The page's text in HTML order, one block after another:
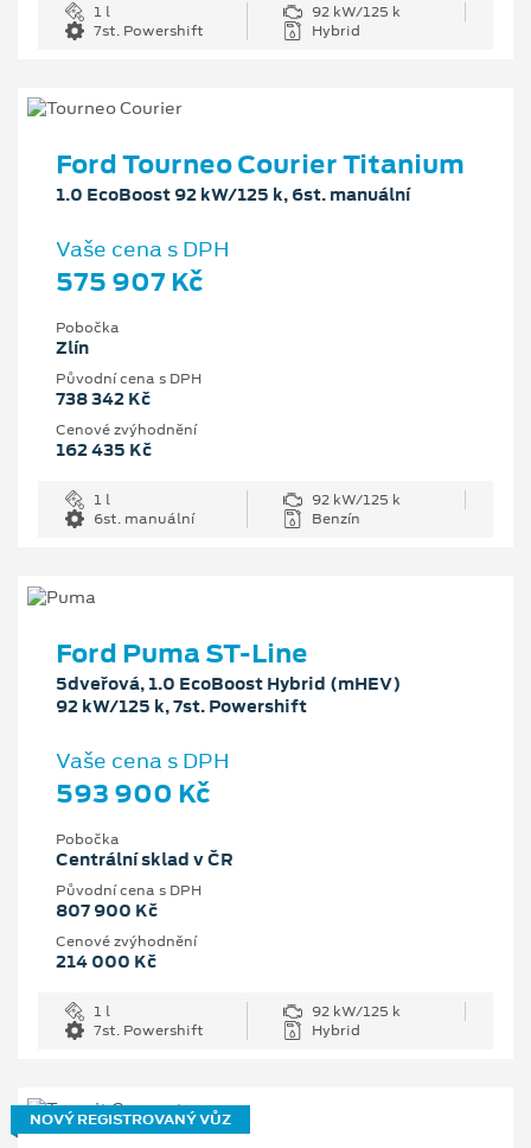
1 l
92 kW/125 k
7st. Powershift
Hybrid
Ford Tourneo Courier Titanium
1.0 EcoBoost 92 kW/125 k, 6st. manuální
Vaše cena s DPH
575 907 Kč
Pobočka
Zlín
Původní cena s DPH
738 342 Kč
Cenové zvýhodnění
162 435 Kč
1 l
92 kW/125 k
6st. manuální
Benzín
Ford Puma ST-Line
5dveřová, 1.0 EcoBoost Hybrid (mHEV)
92 kW/125 k, 7st. Powershift
Vaše cena s DPH
593 900 Kč
Pobočka
Centrální sklad v ČR
Původní cena s DPH
807 900 Kč
Cenové zvýhodnění
214 000 Kč
1 l
92 kW/125 k
7st. Powershift
Hybrid
NOVÝ REGISTROVANÝ VŮZ